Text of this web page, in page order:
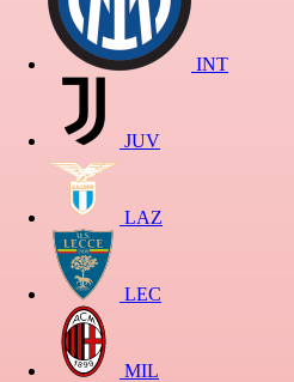
INT
JUV
LAZ
LEC
MIL